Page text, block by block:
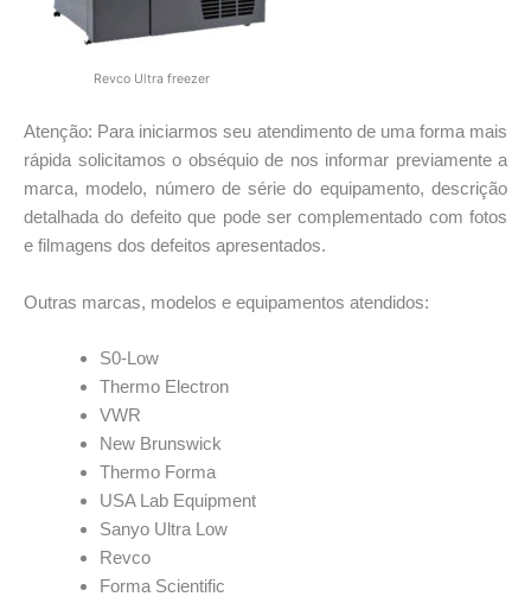
Revco Ultra freezer
Atenção: Para iniciarmos seu atendimento de uma forma mais
rápida solicitamos o obséquio de nos informar previamente a
marca, modelo, número de série do equipamento, descrição
detalhada do defeito que pode ser complementado com fotos
e filmagens dos defeitos apresentados.
Outras marcas, modelos e equipamentos atendidos:
S0-Low
Thermo Electron
VWR
New Brunswick
Thermo Forma
USA Lab Equipment
Sanyo Ultra Low
Revco
Forma Scientific